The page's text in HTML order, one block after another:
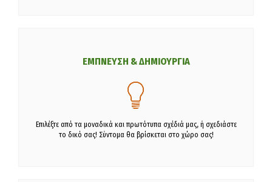
ΕΜΠΝΕΥΣΗ & ΔΗΜΙΟΥΡΓΙΑ
Επιλέξτε από τα μοναδικά και πρωτότυπα σχέδιά μας, ή σχεδιάστε
το δικό σας! Σύντομα θα βρίσκεται στο χώρο σας!